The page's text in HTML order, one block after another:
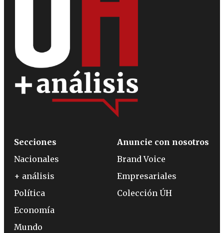
Secciones
Nacionales
+ análisis
Política
Economía
Mundo
Anuncie con nosotros
Brand Voice
Empresariales
Colección ÚH